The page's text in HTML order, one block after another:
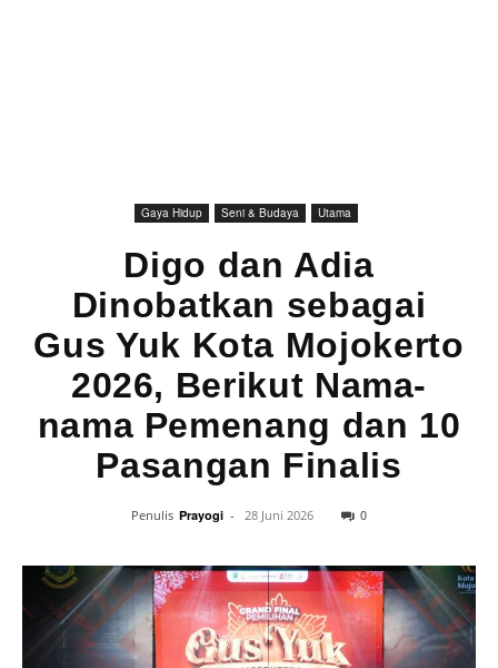
Gaya Hidup Seni & Budaya Utama
Digo dan Adia
Dinobatkan sebagai
Gus Yuk Kota Mojokerto
2026, Berikut Nama-
nama Pemenang dan 10
Pasangan Finalis
Penulis Prayogi - 28 Juni 2026 0